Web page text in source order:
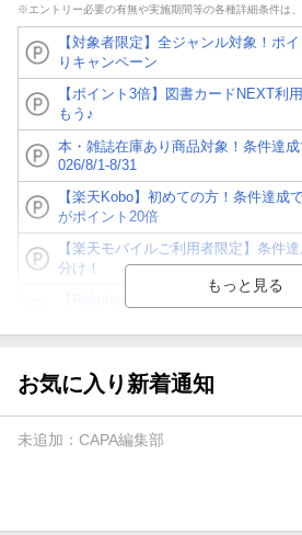
※エントリー必要の有無や実施期間等の各種詳細条件は
【対象者限定】全ジャンル対象！ポ
りキャンペーン
【ポイント3倍】図書カードNEXT利
もう♪
本・雑誌在庫あり商品対象！条件達
026/8/1-8/31
【楽天Kobo】初めての方！条件達成
がポイント20倍
【楽天モバイルご利用者限定】条件
分け！
が当たる！
楽天モバイル紹介キャンペーンの拡
条件達成で楽天限定・宝塚歌劇 宙組
お気に入り新着通知
未追加： CAPA編集部